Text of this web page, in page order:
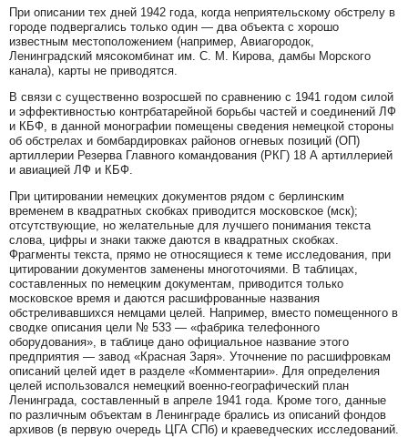
При описании тех дней 1942 года, когда неприятельскому обстрелу в
городе подвергались только один — два объекта с хорошо
известным местоположением (например, Авиагородок,
Ленинградский мясокомбинат им. С. М. Кирова, дамбы Морского
канала), карты не приводятся.
В связи с существенно возросшей по сравнению с 1941 годом силой
и эффективностью контрбатарейной борьбы частей и соединений ЛФ
и КБФ, в данной монографии помещены сведения немецкой стороны
об обстрелах и бомбардировках районов огневых позиций (ОП)
артиллерии Резерва Главного командования (РКГ) 18 А артиллерией
и авиацией ЛФ и КБФ.
При цитировании немецких документов рядом с берлинским
временем в квадратных скобках приводится московское (мск);
отсутствующие, но желательные для лучшего понимания текста
слова, цифры и знаки также даются в квадратных скобках.
Фрагменты текста, прямо не относящиеся к теме исследования, при
цитировании документов заменены многоточиями. В таблицах,
составленных по немецким документам, приводится только
московское время и даются расшифрованные названия
обстреливавшихся немцами целей. Например, вместо помещенного в
сводке описания цели № 533 — «фабрика телефонного
оборудования», в таблице дано официальное название этого
предприятия — завод «Красная Заря». Уточнение по расшифровкам
описаний целей идет в разделе «Комментарии». Для определения
целей использовался немецкий военно-географический план
Ленинграда, составленный в апреле 1941 года. Кроме того, данные
по различным объектам в Ленинграде брались из описаний фондов
архивов (в первую очередь ЦГА СПб) и краеведческих исследований.